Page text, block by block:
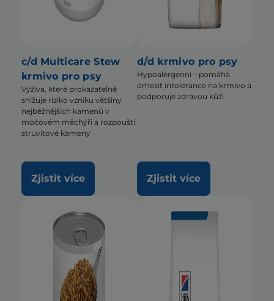
c/d Multicare Stew
krmivo pro psy
Výživa, které prokazatelně
snižuje riziko vzniku většiny
nejběžnějších kamenů v
močovém měchýři a rozpouští
struvitové kameny
Zjistit více
d/d krmivo pro psy
Hypoalergenní – pomáhá
omezit intolerance na krmivo a
podporuje zdravou kůži
Zjistit více